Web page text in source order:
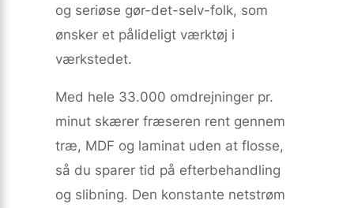
og seriøse gør-det-selv-folk, som
ønsker et pålideligt værktøj i
værkstedet.
Med hele 33.000 omdrejninger pr.
minut skærer fræseren rent gennem
træ, MDF og laminat uden at flosse,
så du sparer tid på efterbehandling
og slibning. Den konstante netstrøm